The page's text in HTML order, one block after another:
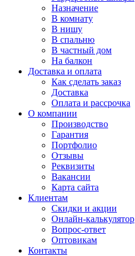
Назначение
В комнату
В нишу
В спальню
В частный дом
На балкон
Доставка и оплата
Как сделать заказ
Доставка
Оплата и рассрочка
О компании
Производство
Гарантия
Портфолио
Отзывы
Реквизиты
Вакансии
Карта сайта
Клиентам
Скидки и акции
Онлайн-калькулятор
Вопрос-ответ
Оптовикам
Контакты